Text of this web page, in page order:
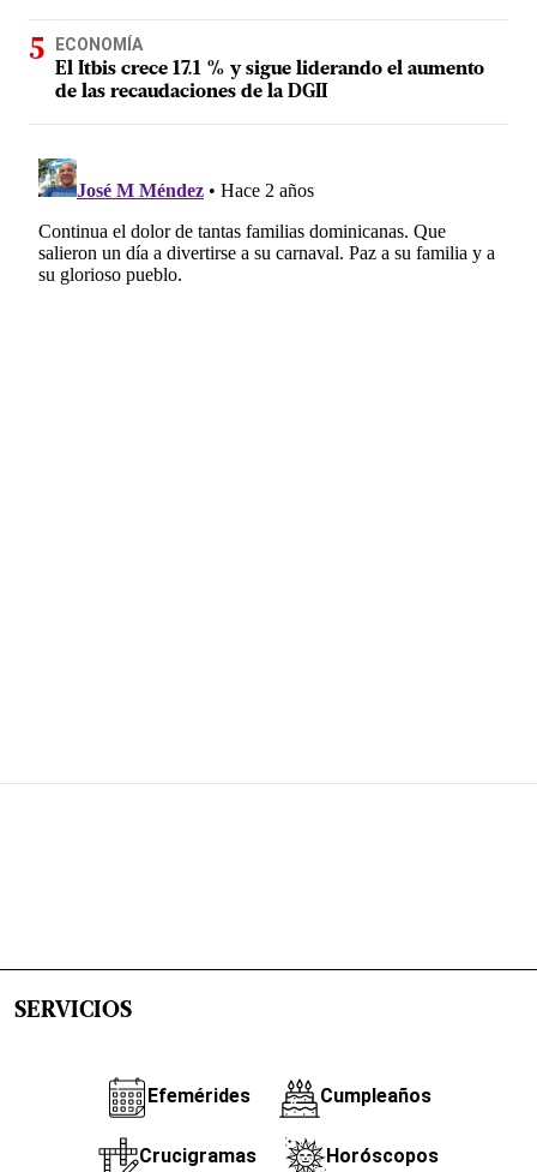
ECONOMÍA
El Itbis crece 17.1 % y sigue liderando el aumento
de las recaudaciones de la DGII
SERVICIOS
Efemérides Cumpleaños
Crucigramas Horóscopos